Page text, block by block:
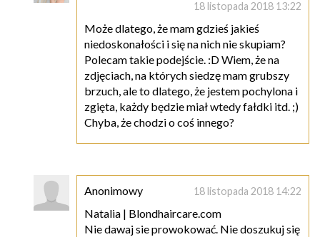
18 listopada 2018 13:22
Może dlatego, że mam gdzieś jakieś
niedoskonałości i się na nich nie skupiam?
Polecam takie podejście. :D Wiem, że na
zdjęciach, na których siedzę mam grubszy
brzuch, ale to dlatego, że jestem pochylona i
zgięta, każdy będzie miał wtedy fałdki itd. ;)
Chyba, że chodzi o coś innego?
Anonimowy 18 listopada 2018 14:22
Natalia | Blondhaircare.com
Nie dawaj sie prowokować. Nie doszukuj się